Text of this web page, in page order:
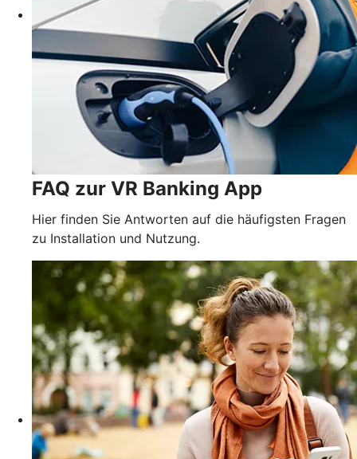
FAQ zur VR Banking App
Hier finden Sie Antworten auf die häufigsten Fragen
zu Installation und Nutzung.